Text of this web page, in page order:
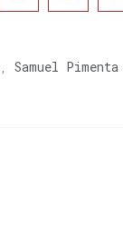
, Samuel Pimenta